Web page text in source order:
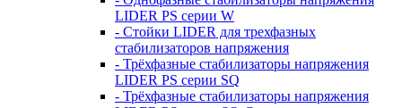
LIDER PS серии W
- Стойки LIDER для трехфазных
стабилизаторов напряжения
- Трёхфазные стабилизаторы напряжения
LIDER PS серии SQ
- Трёхфазные стабилизаторы напряжения